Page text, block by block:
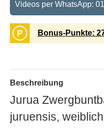
Videos per WhatsApp:
P Bonus-Punkte:
Beschreibung
Jurua
juruensis, weiblich